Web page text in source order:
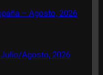
– Agosto, 2026
Agosto, 2026